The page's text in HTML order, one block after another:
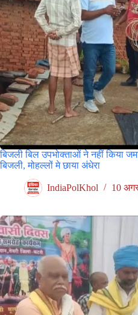
बिजली बिल उपभोक्ताओं ने नहीं किया
बिजली, मोहल्लों मे छाया अंधेरा
IndiaPolKhol 10